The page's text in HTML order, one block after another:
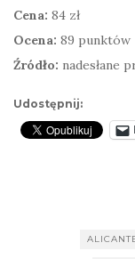
Cena: 84 zł
Ocena: 89 punktów
Źródło: nadesłane
Udostępnij: